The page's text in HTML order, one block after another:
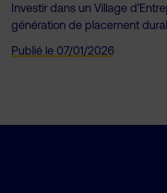
Investir dans un Village
génération de placement
Publié le 07/01/2026